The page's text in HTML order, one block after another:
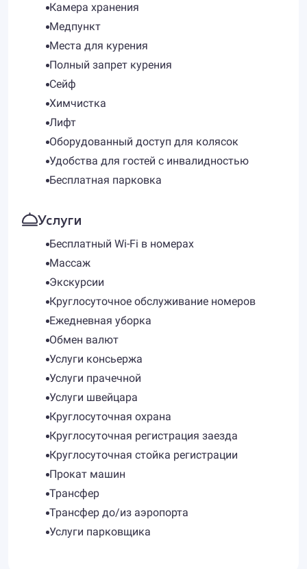
Камера хранения
Медпункт
Места для курения
Полный запрет курения
Сейф
Химчистка
Лифт
Оборудованный доступ для колясок
Удобства для гостей с инвалидностью
Бесплатная парковка
Услуги
Бесплатный Wi-Fi в номерах
Массаж
Экскурсии
Круглосуточное обслуживание номеров
Ежедневная уборка
Обмен валют
Услуги консьержа
Услуги прачечной
Услуги швейцара
Круглосуточная охрана
Круглосуточная регистрация заезда
Круглосуточная стойка регистрации
Прокат машин
Трансфер
Трансфер до/из аэропорта
Услуги парковщика